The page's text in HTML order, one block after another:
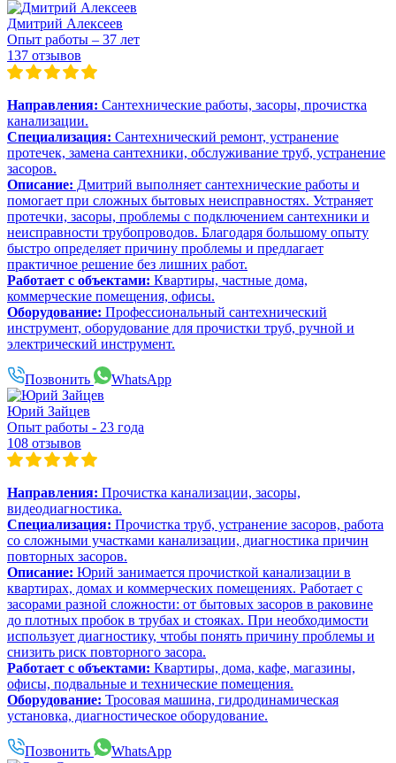
Дмитрий Алексеев
Опыт работы – 37 лет
137 отзывов
Направления: Сантехнические работы, засоры, прочистка
канализации.
Специализация: Сантехнический ремонт, устранение
протечек, замена сантехники, обслуживание труб, устранение
засоров.
Описание: Дмитрий выполняет сантехнические работы и
помогает при сложных бытовых неисправностях. Устраняет
протечки, засоры, проблемы с подключением сантехники и
неисправности трубопроводов. Благодаря большому опыту
быстро определяет причину проблемы и предлагает
практичное решение без лишних работ.
Работает с объектами: Квартиры, частные дома,
коммерческие помещения, офисы.
Оборудование: Профессиональный сантехнический
инструмент, оборудование для прочистки труб, ручной и
электрический инструмент.
Позвонить WhatsApp
Юрий Зайцев
Опыт работы - 23 года
108 отзывов
Направления: Прочистка канализации, засоры,
видеодиагностика.
Специализация: Прочистка труб, устранение засоров, работа
со сложными участками канализации, диагностика причин
повторных засоров.
Описание: Юрий занимается прочисткой канализации в
квартирах, домах и коммерческих помещениях. Работает с
засорами разной сложности: от бытовых засоров в раковине
до плотных пробок в трубах и стояках. При необходимости
использует диагностику, чтобы понять причину проблемы и
снизить риск повторного засора.
Работает с объектами: Квартиры, дома, кафе, магазины,
офисы, подвальные и технические помещения.
Оборудование: Тросовая машина, гидродинамическая
установка, диагностическое оборудование.
Позвонить WhatsApp